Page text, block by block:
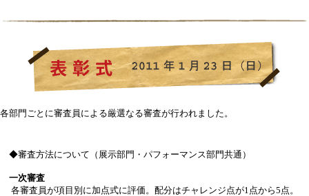
各部門ごとに審査員による厳選なる審査が行われました。
◆審査方法について（展示部門・パフォーマンス部門共通）
一次審査
各審査員が項目別に加点式に評価。配分はチャレンジ点が1点から5点。